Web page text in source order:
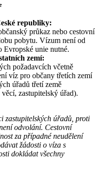
republiky:
průkaz nebo cestovní
pobytu. Vízum není od
Evropské unie nutné.
zemí:
požadavcích včetně
víz pro občany třetích zemí
úřadů třetí země
zastupitelský úřad).
zastupitelských úřadů, proti
odvolání. Cestovní
za případné neudělení
žádosti o víza s
dokládat všechny